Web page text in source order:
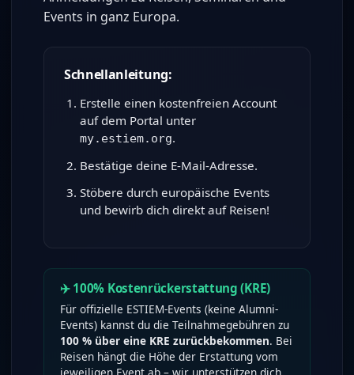
Events in ganz Europa.
Schnellanleitung:
Erstelle einen kostenfreien Account
auf dem Portal unter
my.estiem.org.
Bestätige deine E-Mail-Adresse.
Stöbere durch europäische Events
und bewirb dich direkt auf Reisen!
✈️ 100% Kostenrückerstattung (KRE)
Für offizielle ESTIEM-Events (keine Alumni-
Events) kannst du die Teilnahmegebühren zu
100 % über eine KRE zurückbekommen. Bei
Reisen hängt die Höhe der Erstattung vom